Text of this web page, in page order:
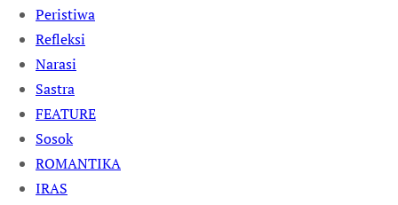
Peristiwa
Refleksi
Narasi
Sastra
FEATURE
Sosok
ROMANTIKA
IRAS